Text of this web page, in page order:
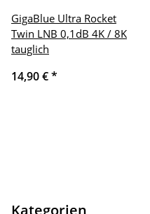
GigaBlue Ultra Rocket
Twin LNB 0,1dB 4K / 8K
tauglich
14,90 €*
Kategorien